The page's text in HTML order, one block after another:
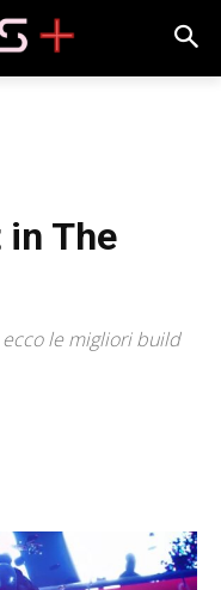
The
le migliori build